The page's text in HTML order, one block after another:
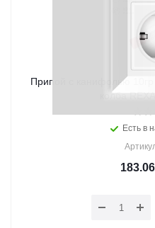
Припой с канифолью
колба
Есть в
183.06